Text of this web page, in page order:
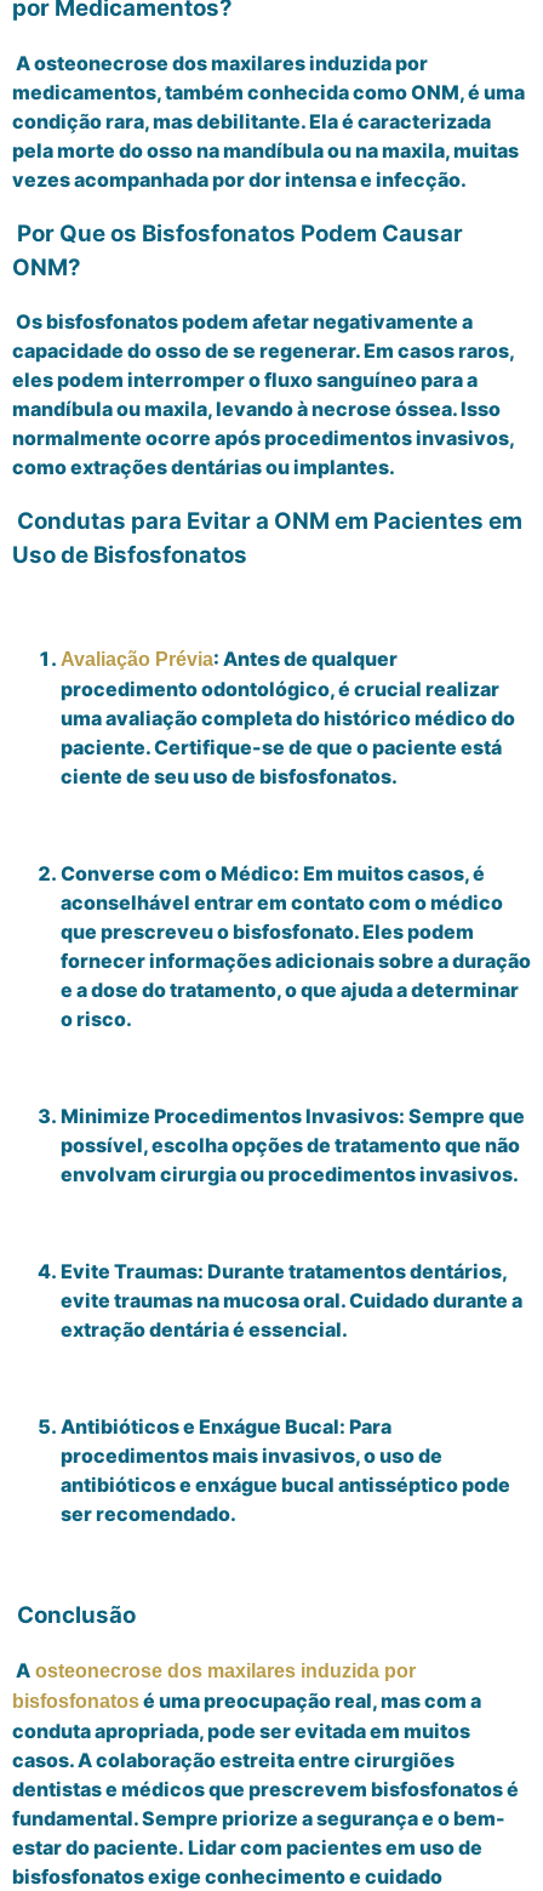
por Medicamentos?
A osteonecrose dos maxilares induzida por
medicamentos, também conhecida como ONM, é uma
condição rara, mas debilitante. Ela é caracterizada
pela morte do osso na mandíbula ou na maxila, muitas
vezes acompanhada por dor intensa e infecção.
Por Que os Bisfosfonatos Podem Causar
ONM?
Os bisfosfonatos podem afetar negativamente a
capacidade do osso de se regenerar. Em casos raros,
eles podem interromper o fluxo sanguíneo para a
mandíbula ou maxila, levando à necrose óssea. Isso
normalmente ocorre após procedimentos invasivos,
como extrações dentárias ou implantes.
Condutas para Evitar a ONM em Pacientes em
Uso de Bisfosfonatos
Avaliação Prévia: Antes de qualquer
procedimento odontológico, é crucial realizar
uma avaliação completa do histórico médico do
paciente. Certifique-se de que o paciente está
ciente de seu uso de bisfosfonatos.
Converse com o Médico: Em muitos casos, é
aconselhável entrar em contato com o médico
que prescreveu o bisfosfonato. Eles podem
fornecer informações adicionais sobre a duração
e a dose do tratamento, o que ajuda a determinar
o risco.
Minimize Procedimentos Invasivos: Sempre que
possível, escolha opções de tratamento que não
envolvam cirurgia ou procedimentos invasivos.
Evite Traumas: Durante tratamentos dentários,
evite traumas na mucosa oral. Cuidado durante a
extração dentária é essencial.
Antibióticos e Enxágue Bucal: Para
procedimentos mais invasivos, o uso de
antibióticos e enxágue bucal antisséptico pode
ser recomendado.
Conclusão
A osteonecrose dos maxilares induzida por
bisfosfonatosé uma preocupação real, mas com a
conduta apropriada, pode ser evitada em muitos
casos. A colaboração estreita entre cirurgiões
dentistas e médicos que prescrevem bisfosfonatos é
fundamental. Sempre priorize a segurança e o bem-
estar do paciente. Lidar com pacientes em uso de
bisfosfonatos exige conhecimento e cuidado